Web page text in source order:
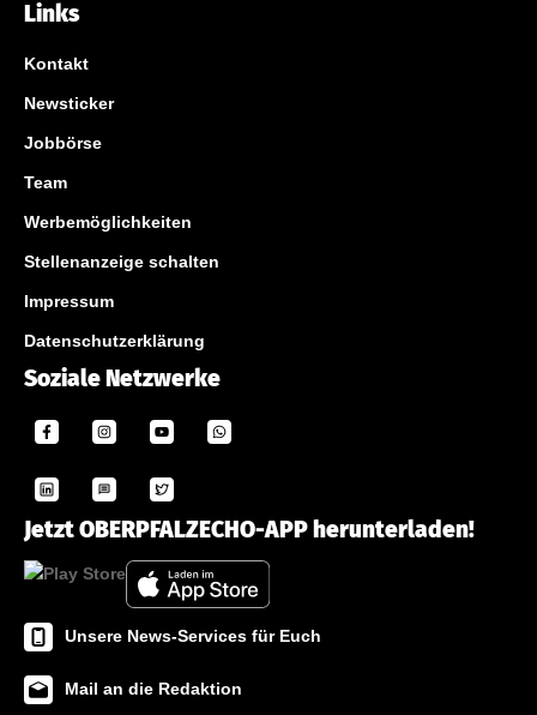
Links
Kontakt
Newsticker
Jobbörse
Team
Werbemöglichkeiten
Stellenanzeige schalten
Impressum
Datenschutzerklärung
Soziale Netzwerke
Jetzt OBERPFALZECHO-APP herunterladen!
Unsere News-Services für Euch
Mail an die Redaktion